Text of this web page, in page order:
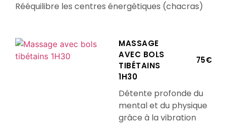
Rééquilibre les centres énergétiques (chacras)
MASSAGE
AVEC BOLS
TIBÉTAINS
1H30
75€
Détente profonde du
mental et du physique
grâce à la vibration